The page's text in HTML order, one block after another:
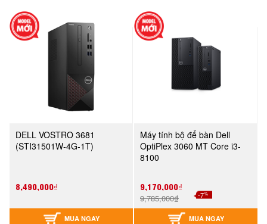
DELL VOSTRO 3681
(STI31501W-4G-1T)
8,490,000₫
MUA NGAY
Máy tính bộ để bàn Dell
OptiPlex 3060 MT Core i3-
8100
9,170,000₫
9,785,000₫ -7%
MUA NGAY